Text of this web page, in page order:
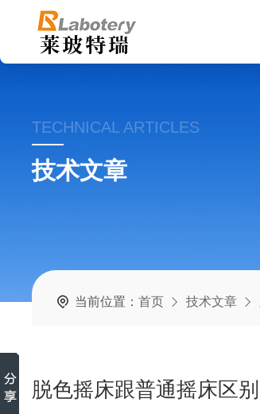
TECHNICAL ARTICLES
技术文章
当前位置：首页 技术文章
脱色摇床跟普通摇床区别